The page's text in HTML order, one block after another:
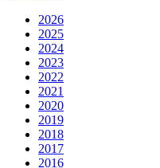
2026
2025
2024
2023
2022
2021
2020
2019
2018
2017
2016